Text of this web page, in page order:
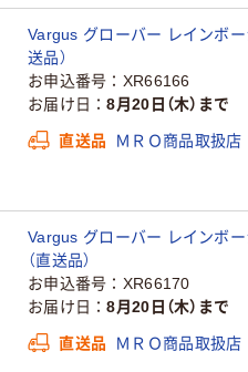
Vargus グローバー レインボ
送品）
お申込番号
XR66166
お届け日
8月20日（木）まで
直送品 ＭＲＯ商品取扱店
Vargus グローバー レインボ
（直送品）
お申込番号
XR66170
お届け日
8月20日（木）まで
直送品 ＭＲＯ商品取扱店